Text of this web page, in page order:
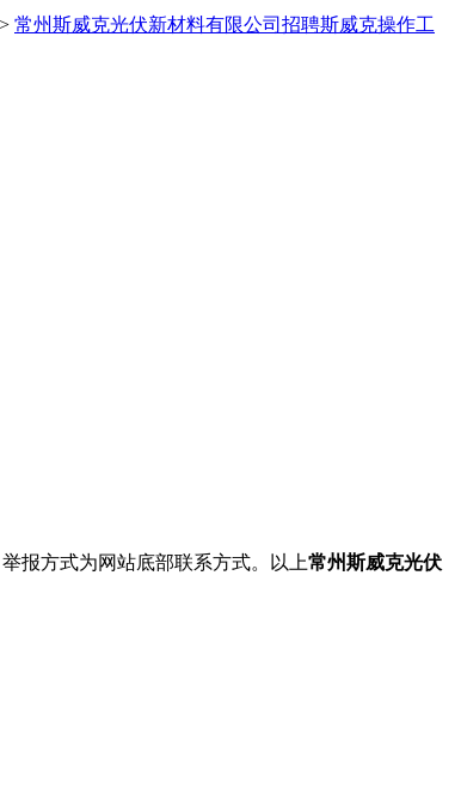
常州斯威克光伏新材料有限公司招聘斯威克操作工
报方式为网站底部联系方式。以上常州斯威克光伏